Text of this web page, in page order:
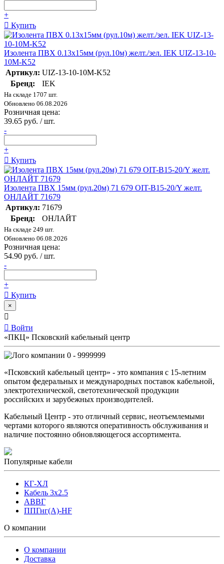
+
Купить
Изолента ПВХ 0.13х15мм (рул.10м) желт./зел. IEK UIZ-13-10-
10M-K52
Артикул: UIZ-13-10-10M-K52
Бренд:
IEK
На складе 1707 шт.
Обновлено 06.08.2026
Розничная цена:
39.65 руб. / шт.
-
+
Купить
Изолента ПВХ 15мм (рул.20м) 71 679 OIT-B15-20/Y желт.
ОНЛАЙТ 71679
Артикул: 71679
Бренд:
ОНЛАЙТ
На складе 249 шт.
Обновлено 06.08.2026
Розничная цена:
54.90 руб. / шт.
-
+
Купить
×
Войти
«ПКЦ» Псковский кабельный центр
0 - 9999999
«Псковский кабельный центр» - это компания с 15-летним
опытом федеральных и международных поставок кабельной,
электротехнической, светотехнической продукции
российских и зарубежных производителей.
Кабельный Центр - это отличный сервис, неотъемлемыми
чертами которого являются оперативность обслуживания и
наличие постоянно обновляющегося ассортимента.
Популярные кабели
КГ-ХЛ
Кабель 3x2.5
АВВГ
ППГнг(А)-HF
О компании
О компании
Доставка